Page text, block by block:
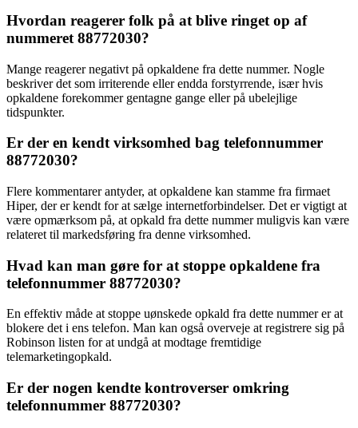
Hvordan reagerer folk på at blive ringet op af
nummeret 88772030?
Mange reagerer negativt på opkaldene fra dette nummer. Nogle
beskriver det som irriterende eller endda forstyrrende, især hvis
opkaldene forekommer gentagne gange eller på ubelejlige
tidspunkter.
Er der en kendt virksomhed bag telefonnummer
88772030?
Flere kommentarer antyder, at opkaldene kan stamme fra firmaet
Hiper, der er kendt for at sælge internetforbindelser. Det er vigtigt at
være opmærksom på, at opkald fra dette nummer muligvis kan være
relateret til markedsføring fra denne virksomhed.
Hvad kan man gøre for at stoppe opkaldene fra
telefonnummer 88772030?
En effektiv måde at stoppe uønskede opkald fra dette nummer er at
blokere det i ens telefon. Man kan også overveje at registrere sig på
Robinson listen for at undgå at modtage fremtidige
telemarketingopkald.
Er der nogen kendte kontroverser omkring
telefonnummer 88772030?